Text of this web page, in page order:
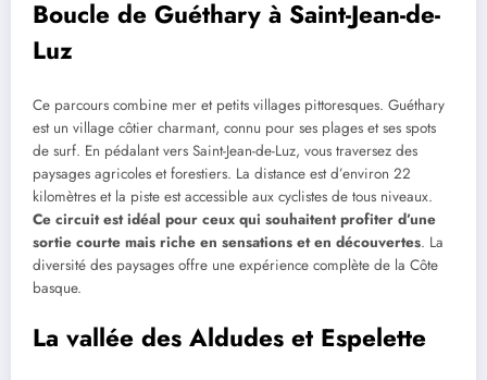
Boucle de Guéthary à Saint-Jean-de-
Luz
Ce parcours combine mer et petits villages pittoresques. Guéthary
est un village côtier charmant, connu pour ses plages et ses spots
de surf. En pédalant vers Saint-Jean-de-Luz, vous traversez des
paysages agricoles et forestiers. La distance est d’environ 22
kilomètres et la piste est accessible aux cyclistes de tous niveaux.
Ce circuit est idéal pour ceux qui souhaitent profiter d’une
sortie courte mais riche en sensations et en découvertes. La
diversité des paysages offre une expérience complète de la Côte
basque.
La vallée des Aldudes et Espelette